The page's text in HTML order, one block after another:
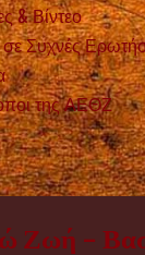
& Βίντεο
Συχνές
της ΑΕΘΖ
Ζωή –